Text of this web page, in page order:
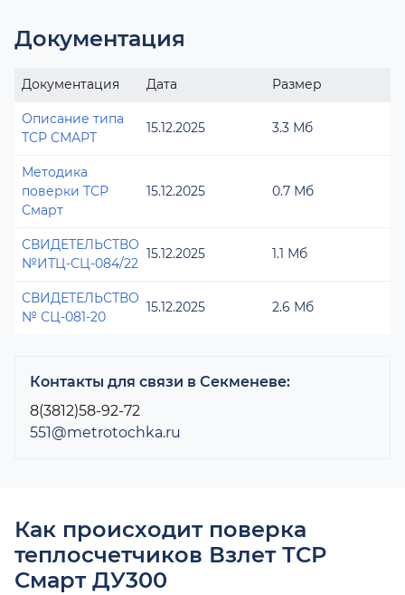
Документация
Документация Дата Размер
Описание типа
ТСР СМАРТ
15.12.2025 3.3 Мб
Методика
поверки ТСР
Смарт
15.12.2025 0.7 Мб
СВИДЕТЕЛЬСТВО
№ИТЦ-СЦ-084/22
15.12.2025 1.1 Мб
СВИДЕТЕЛЬСТВО
№ СЦ-081-20
15.12.2025 2.6 Мб
Контакты для связи в Секменеве:
8(3812)58-92-72
551@metrotochka.ru
Как происходит поверка
теплосчетчиков Взлет ТСР
Смарт ДУ300